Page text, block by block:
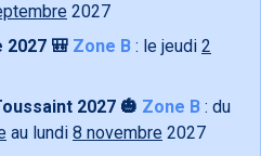
2027
2027 🎒 Zone B : le jeudi 2
2027 🎃 Zone B : du
au lundi 8 novembre 2027